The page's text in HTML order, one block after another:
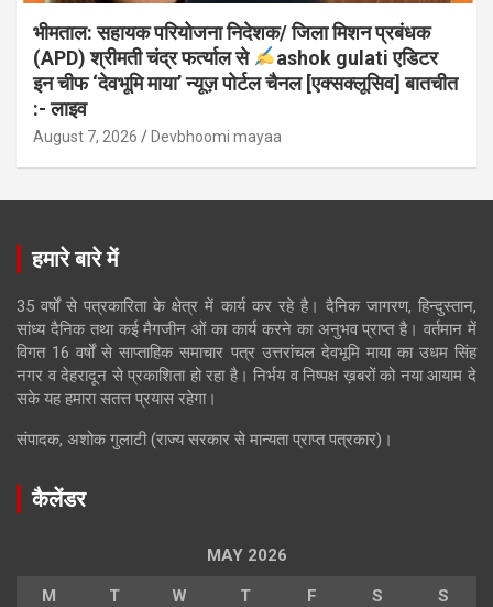
भीमताल: सहायक परियोजना निदेशक/ जिला मिशन प्रबंधक
(APD) श्रीमती चंद्र फर्त्याल से
ashok gulati एडिटर
इन चीफ ‘देवभूमि माया’ न्यूज़ पोर्टल चैनल [एक्सक्लूसिव] बातचीत
:- लाइव
August 7, 2026 Devbhoomi mayaa
हमारे बारे में
35 वर्षों से पत्रकारिता के क्षेत्र में कार्य कर रहे है। दैनिक जागरण, हिन्दुस्तान,
सांध्य दैनिक तथा कई मैगजीन ओं का कार्य करने का अनुभव प्राप्त है। वर्तमान में
विगत 16 वर्षों से साप्ताहिक समाचार पत्र उत्तरांचल देवभूमि माया का उधम सिंह
नगर व देहरादून से प्रकाशिता हो रहा है। निर्भय व निष्पक्ष ख़बरों को नया आयाम दे
सके यह हमारा सतत्त प्रयास रहेगा।
संपादक, अशोक गुलाटी (राज्य सरकार से मान्यता प्राप्त पत्रकार)।
कैलेंडर
MAY 2026
M T W T F S S